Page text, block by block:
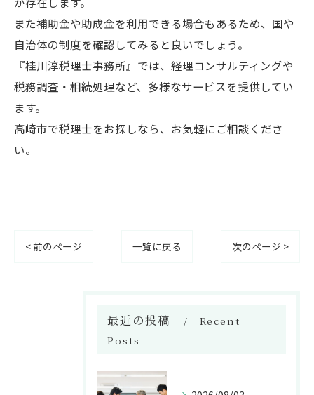
また補助金や助成金を利用できる場合もあるため、国や
自治体の制度を確認してみると良いでしょう。
『桂川淳税理士事務所』では、経理コンサルティングや
税務調査・相続処理など、多様なサービスを提供してい
ます。
高崎市で税理士をお探しなら、お気軽にご相談くださ
い。
< 前のページ 一覧に戻る 次のページ >
最近の投稿
Recent
Posts